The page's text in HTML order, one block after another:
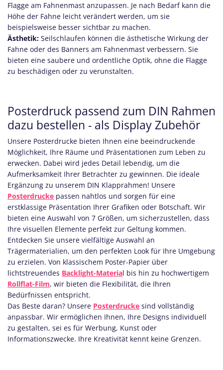
Flagge am Fahnenmast anzupassen. Je nach Bedarf kann die
Höhe der Fahne leicht verändert werden, um sie
beispielsweise besser sichtbar zu machen.
Ästhetik: Seilschlaufen können die ästhetische Wirkung der
Fahne oder des Banners am Fahnenmast verbessern. Sie
bieten eine saubere und ordentliche Optik, ohne die Flagge
zu beschädigen oder zu verunstalten.
Posterdruck passend zum DIN Rahmen
dazu bestellen - als Display Zubehör
Unsere Posterdrucke bieten Ihnen eine beeindruckende
Möglichkeit, Ihre Räume und Präsentationen zum Leben zu
erwecken. Dabei wird jedes Detail lebendig, um die
Aufmerksamkeit Ihrer Betrachter zu gewinnen. Die ideale
Ergänzung zu unserem DIN Klapprahmen! Unsere
Posterdrucke passen nahtlos und sorgen für eine
erstklassige Präsentation Ihrer Grafiken oder Botschaft. Wir
bieten eine Auswahl von 7 Größen, um sicherzustellen, dass
Ihre visuellen Elemente perfekt zur Geltung kommen.
Entdecken Sie unsere vielfältige Auswahl an
Trägermaterialien, um den perfekten Look für Ihre Umgebung
zu erzielen. Von klassischem Poster-Papier über
lichtstreuendes Backlight-Material bis hin zu hochwertigem
Rollflat-Film, wir bieten die Flexibilität, die Ihren
Bedürfnissen entspricht.
Das Beste daran? Unsere Posterdrucke sind vollständig
anpassbar. Wir ermöglichen Ihnen, Ihre Designs individuell
zu gestalten, sei es für Werbung, Kunst oder
Informationszwecke. Ihre Kreativität kennt keine Grenzen.